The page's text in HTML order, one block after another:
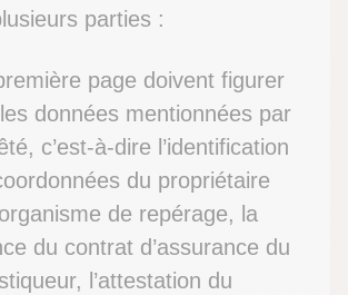
parties :
page doivent figurer
données mentionnées par
c’est-à-dire l’identification
du propriétaire
de repérage, la
du contrat d’assurance du
l’attestation du